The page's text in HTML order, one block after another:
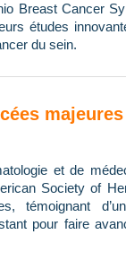
Breast Cancer
études
du sein.
et de
Society of
témoignant
pour faire